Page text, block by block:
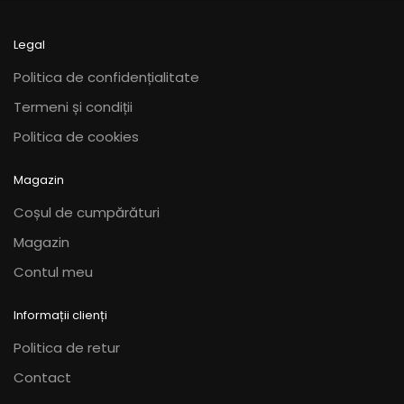
fi
alese
pagina
produsului.
Legal
Politica de confidențialitate
Termeni și condiții
Politica de cookies
Magazin
Coșul de cumpărături
Magazin
Contul meu
Informații clienți
Politica de retur
Contact